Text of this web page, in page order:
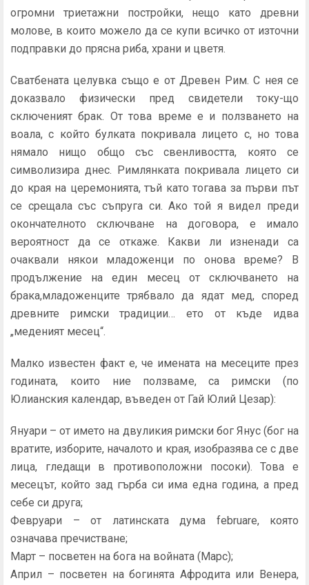
огромни триетажни постройки, нещо като древни
молове, в които можело да се купи всичко от източни
подправки до прясна риба, храни и цветя.
Сватбената целувка също е от Древен Рим. С нея се
доказвало физически пред свидетели току-що
сключеният брак. От това време е и ползването на
воала, с който булката покривала лицето с, но това
нямало нищо общо със свенливостта, която се
символизира днес. Римлянката покривала лицето си
до края на церемонията, тъй като тогава за първи път
се срещала със съпруга си. Ако той я видел преди
окончателното сключване на договора, е имало
вероятност да се откаже. Какви ли изненади са
очаквали някои младоженци по онова време? В
продължение на един месец от сключването на
брака,младоженците трябвало да ядат мед, според
древните римски традиции… ето от къде идва
„меденият месец“.
Малко известен факт е, че имената на месеците през
годината, които ние ползваме, са римски (по
Юлианския календар, въведен от Гай Юлий Цезар):
Януари – от името на двуликия римски бог Янус (бог на
вратите, изборите, началото и края, изобразява се с две
лица, гледащи в противоположни посоки). Това е
месецът, който зад гърба си има една година, а пред
себе си друга;
Февруари – от латинската дума februare, която
означава пречистване;
Март – посветен на бога на войната (Марс);
Април – посветен на богинята Афродита или Венера,